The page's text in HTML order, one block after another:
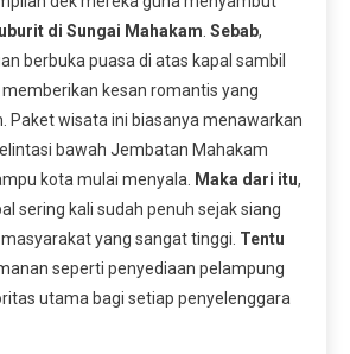
di Sungai Mahakam Sebab,
berbuka puasa di atas kapal sambil
kesan romantis yang
Paket wisata ini biasanya menawarkan
bawah Jembatan Mahakam
kota mulai menyala.
Maka dari itu,
sering kali sudah penuh sejak siang
yang sangat tinggi. Tentu
seperti penyediaan pelampung
utama bagi setiap penyelenggara